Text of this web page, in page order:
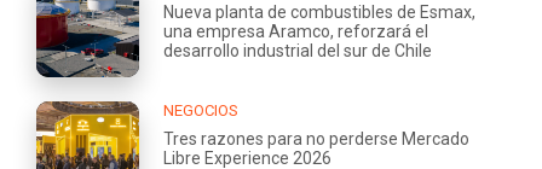
Nueva planta de combustibles de Esmax,
una empresa Aramco, reforzará el
desarrollo industrial del sur de Chile
NEGOCIOS
Tres razones para no perderse Mercado
Libre Experience 2026